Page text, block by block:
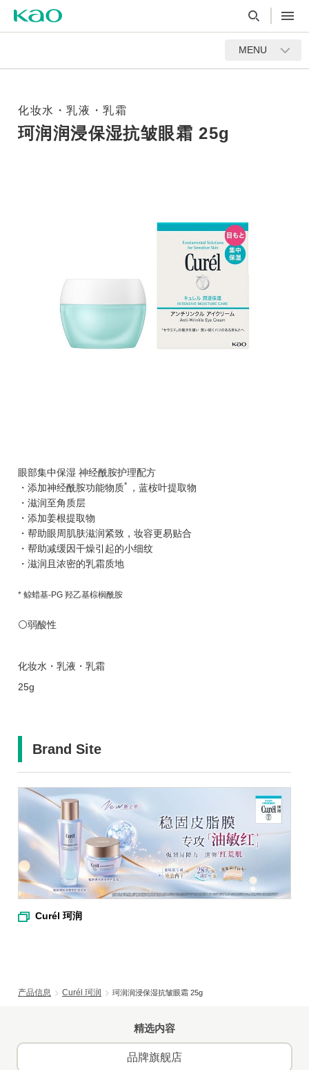
MENU
化妆水・乳液・乳霜
珂润润浸保湿抗皱眼霜 25g
眼部集中保湿 神经酰胺护理配方
・添加神经酰胺功能物质*
，蓝桉叶提取物
・滋润至角质层
・添加姜根提取物
・帮助眼周肌肤滋润紧致，妆容更易贴合
・帮助减缓因干燥引起的小细纹
・滋润且浓密的乳霜质地
* 鲸蜡基-PG 羟乙基棕榈酰胺
⚪弱酸性
化妆水・乳液・乳霜
25g
Brand Site
Curél 珂润
产品信息 Curél 珂润 珂润润浸保湿抗皱眼霜 25g
精选内容
品牌旗舰店